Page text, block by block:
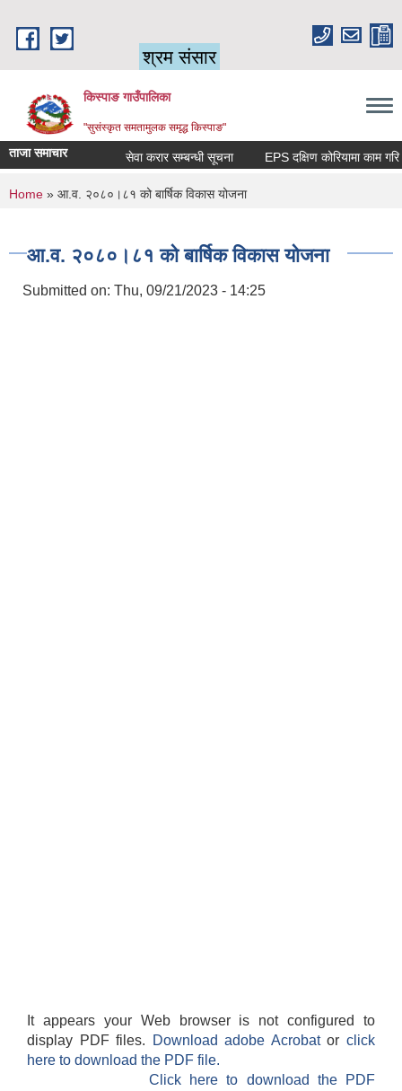
श्रम संसार
किस्पाङ गाउँपालिका
"सुसंस्कृत समतामुलक समृद्ध किस्पाङ"
ताजा समाचार सेवा करार सम्बन्धी सूचना
You are here
Home » आ.व. २०८०।८१ को बार्षिक विकास योजना
आ.व. २०८०।८१ को बार्षिक विकास योजना
Submitted on: Thu, 09/21/2023 - 14:25
It appears your Web browser is not configured to
display PDF files.
Download adobe Acrobatorclick
here to download the PDF file.
Click here to download the PDF